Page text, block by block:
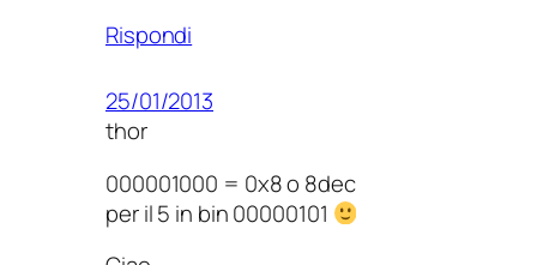
Rispondi
25/01/2013
thor
000001000 = 0x8 o 8dec
per il 5 in bin 00000101